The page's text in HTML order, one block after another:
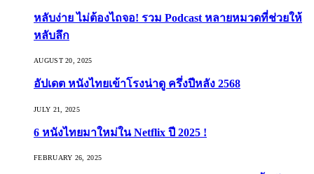
หลับง่าย ไม่ต้องไถจอ! รวม Podcast หลายหมวดที่ช่วยให้
หลับลึก
AUGUST 20, 2025
อัปเดต หนังไทยเข้าโรงน่าดู ครึ่งปีหลัง 2568
JULY 21, 2025
6 หนังไทยมาใหม่ใน Netflix ปี 2025 !
FEBRUARY 26, 2025